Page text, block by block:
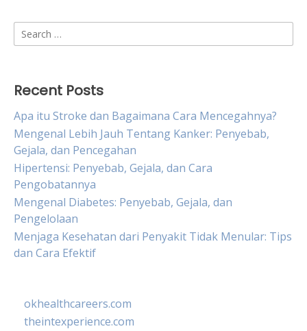
Search
for:
Recent Posts
Apa itu Stroke dan Bagaimana Cara Mencegahnya?
Mengenal Lebih Jauh Tentang Kanker: Penyebab,
Gejala, dan Pencegahan
Hipertensi: Penyebab, Gejala, dan Cara
Pengobatannya
Mengenal Diabetes: Penyebab, Gejala, dan
Pengelolaan
Menjaga Kesehatan dari Penyakit Tidak Menular: Tips
dan Cara Efektif
okhealthcareers.com
theintexperience.com